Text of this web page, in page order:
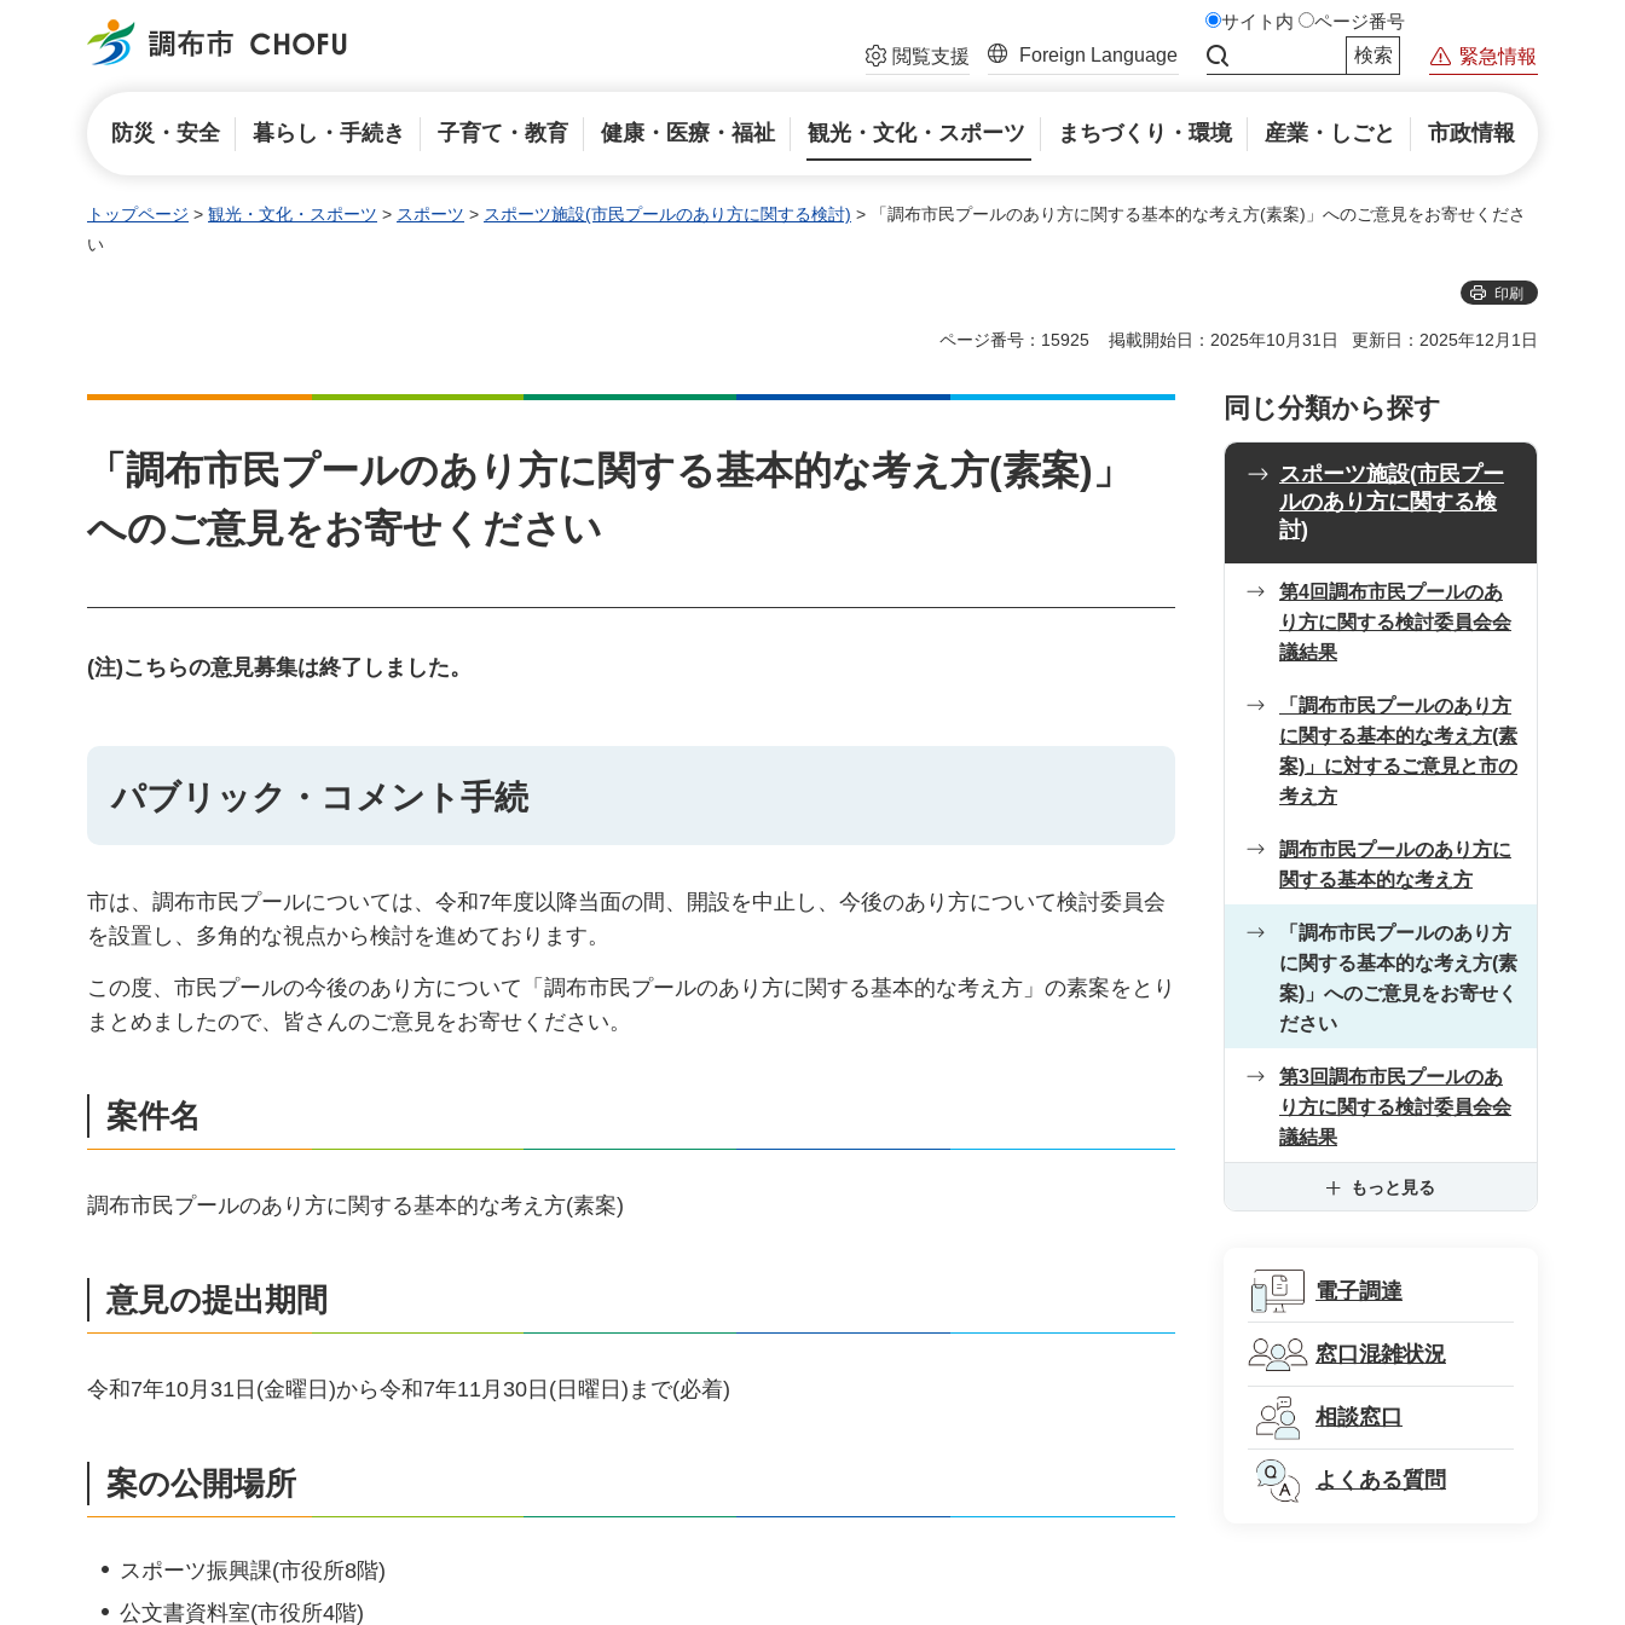
調布市 閲覧支援 Foreign Language
サイト内 ページ番号
緊急情報
防災・安全 暮らし・手続き 子育て・教育 健康・医療・福祉 観光・文化・スポーツ まちづくり・環境 産業・しごと 市政情報
トップページ > 観光・文化・スポーツ > スポーツ > スポーツ施設(市民プールのあり方に関する検討) > 「調布市民プールのあり方に関する基本的な考え方(素案)」へのご意見をお寄せくださ
い
印刷
ページ番号：15925 掲載開始日：2025年10月31日 更新日：2025年12月1日
「調布市民プールのあり方に関する基本的な考え方(素案)」
へのご意見をお寄せください
(注)こちらの意見募集は終了しました。
パブリック・コメント手続
市は、調布市民プールについては、令和7年度以降当面の間、開設を中止し、今後のあり方について検討委員会
を設置し、多角的な視点から検討を進めております。
この度、市民プールの今後のあり方について「調布市民プールのあり方に関する基本的な考え方」の素案をとり
まとめましたので、皆さんのご意見をお寄せください。
案件名
調布市民プールのあり方に関する基本的な考え方(素案)
意見の提出期間
令和7年10月31日(金曜日)から令和7年11月30日(日曜日)まで(必着)
案の公開場所
スポーツ振興課(市役所8階)
公文書資料室(市役所4階)
同じ分類から探す
スポーツ施設(市民プー
ルのあり方に関する検
討)
第4回調布市民プールのあ
り方に関する検討委員会会
議結果
「調布市民プールのあり方
に関する基本的な考え方(素
案)」に対するご意見と市の
考え方
調布市民プールのあり方に
関する基本的な考え方
「調布市民プールのあり方
に関する基本的な考え方(素
案)」へのご意見をお寄せく
ださい
第3回調布市民プールのあ
り方に関する検討委員会会
議結果
もっと見る
電子調達
窓口混雑状況
相談窓口
よくある質問